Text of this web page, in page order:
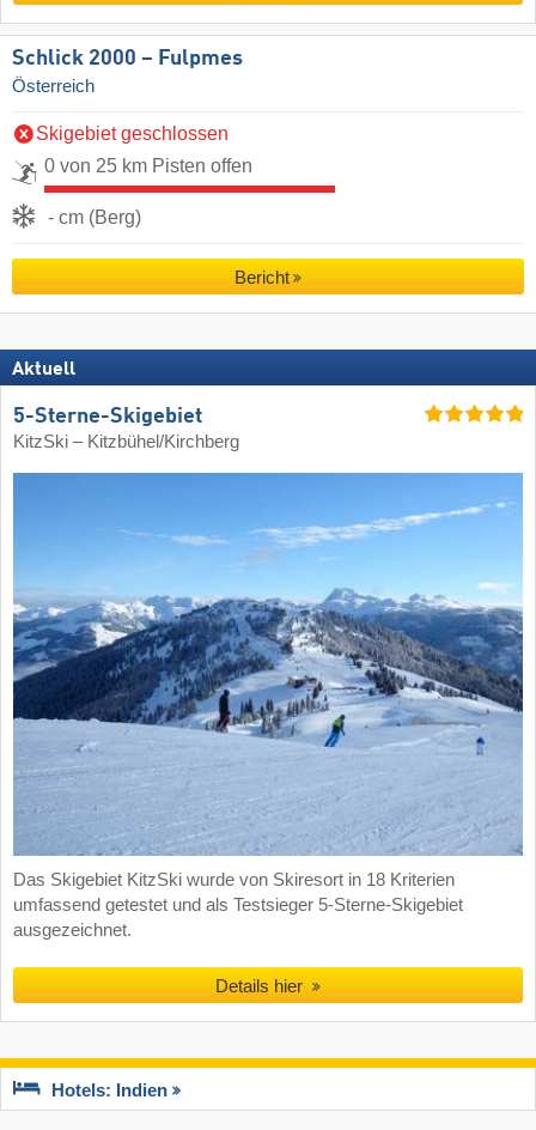
Schlick 2000 – Fulpmes
Österreich
Skigebiet geschlossen
0 von 25 km Pisten offen
- cm (Berg)
Bericht
Aktuell
5-Sterne-Skigebiet
KitzSki – Kitzbühel/​Kirchberg
Das Skigebiet KitzSki wurde von Skiresort in 18 Kriterien
umfassend getestet und als Testsieger 5-Sterne-Skigebiet
ausgezeichnet.
Details hier
Hotels: Indien